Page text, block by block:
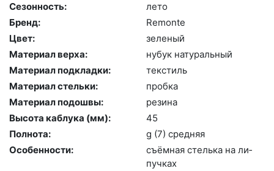
Сезонность:
ле­то
Бренд:
Re­mon­te
Цвет:
зе­леный
Материал верха:
ну­бук на­тураль­ный
Материал подкладки:
текс­тиль
Материал стельки:
проб­ка
Материал подошвы:
ре­зина
Высота каблука (мм):
45
Полнота:
g (7) сред­няя
Особенности:
съ­ём­ная стель­ка на ли­
пуч­ках